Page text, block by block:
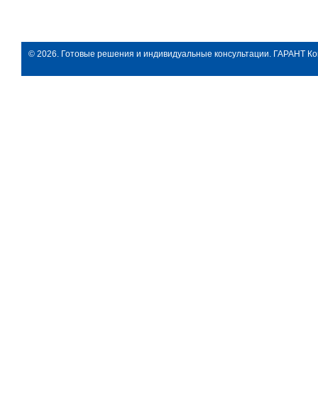
© 2026. Готовые решения и индивидуальные консультации. ГАРАНТ